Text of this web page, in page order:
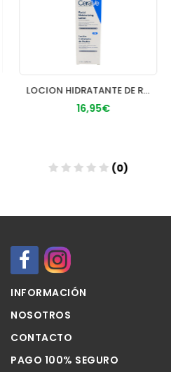
LOCION HIDRATANTE DE ROSTRO PIEL NORMAL CERAVE 1 ENVASE 52 M
16,95€
(0)
INFORMACIÓN
NOSOTROS
CONTACTO
PAGO 100% SEGURO